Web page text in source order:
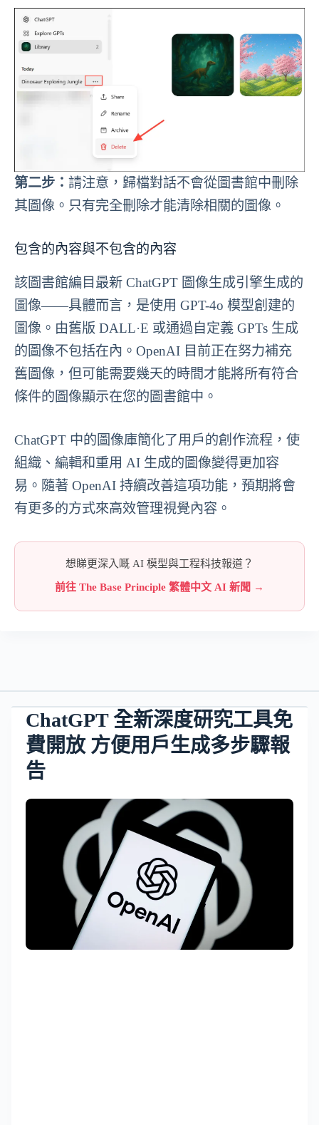
第二步： 請注意，歸檔對話不會從圖書館中刪除
其圖像。只有完全刪除才能清除相關的圖像。
包含的內容與不包含的內容
該圖書館編目最新 ChatGPT 圖像生成引擎生成的
圖像——具體而言，是使用 GPT-4o 模型創建的
圖像。由舊版 DALL·E 或通過自定義 GPTs 生成
的圖像不包括在內。OpenAI 目前正在努力補充
舊圖像，但可能需要幾天的時間才能將所有符合
條件的圖像顯示在您的圖書館中。
ChatGPT 中的圖像庫簡化了用戶的創作流程，使
組織、編輯和重用 AI 生成的圖像變得更加容
易。隨著 OpenAI 持續改善這項功能，預期將會
有更多的方式來高效管理視覺內容。
想睇更深入嘅 AI 模型與工程科技報道？
前往 The Base Principle 繁體中文 AI 新聞 →
ChatGPT 全新深度研究工具免
費開放 方便用戶生成多步驟報
告